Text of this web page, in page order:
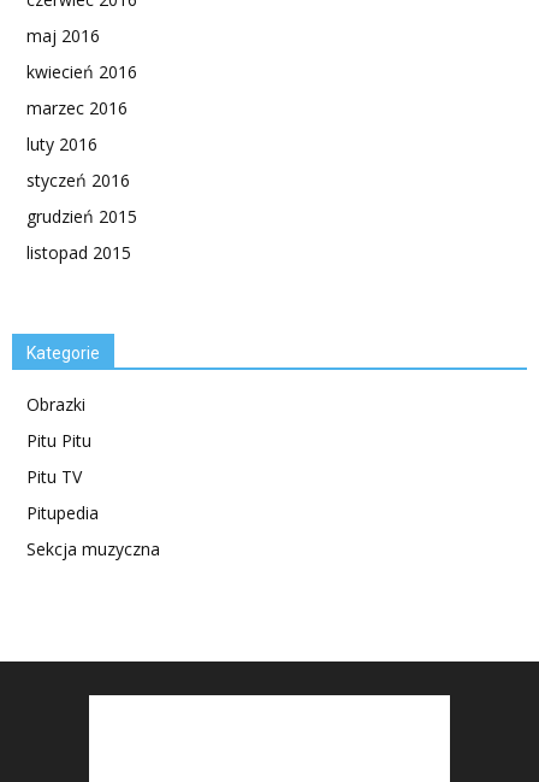
maj 2016
kwiecień 2016
marzec 2016
luty 2016
styczeń 2016
grudzień 2015
listopad 2015
Kategorie
Obrazki
Pitu Pitu
Pitu TV
Pitupedia
Sekcja muzyczna